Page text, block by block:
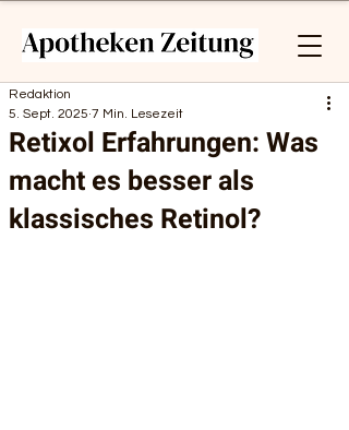
Retixol Erfahrungen: Was
macht es besser als
klassisches Retinol?
Redaktion
5. Sept. 2025 7 Min. Lesezeit